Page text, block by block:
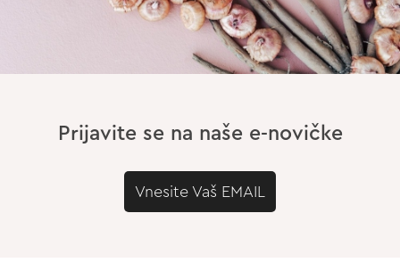
Prijavite se na naše e-novičke
Vnesite Vaš EMAIL